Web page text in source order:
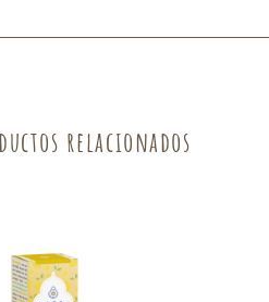
relacionados